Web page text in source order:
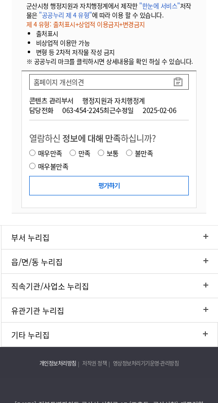
군산시청 행정지원과 자치행정계에서 제작한 "한눈에 서비스"저작
물은 "공공누리 제 4 유형"에 따라 이용 할 수 있습니다.
제 4 유형: 출처표시+상업적 이용금지+변경금지
출처표시
비상업적 이용만 가능
변형 등 2차적 저작물 작성 금지
※ 공공누리 마크를 클릭하시면 상세내용을 확인 하실 수 있습니다.
콘텐츠 관리부서
행정지원과 자치행정계
담당전화
063-454-2245최근수정일 2025-02-06
홈페이지 개선의견
열람하신 정보에 대해 만족하십니까?
매우만족 만족 보통
불만족
매우불만족
부서 누리집
읍/면/동 누리집
직속기관/사업소 누리집
유관기관 누리집
기타 누리집
개인정보처리방침 저작권 정책 영상정보처리기기운영·관리방침